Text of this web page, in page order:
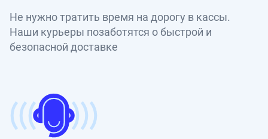
Не нужно тратить время на дорогу в кассы.
Наши курьеры позаботятся о быстрой и
безопасной доставке